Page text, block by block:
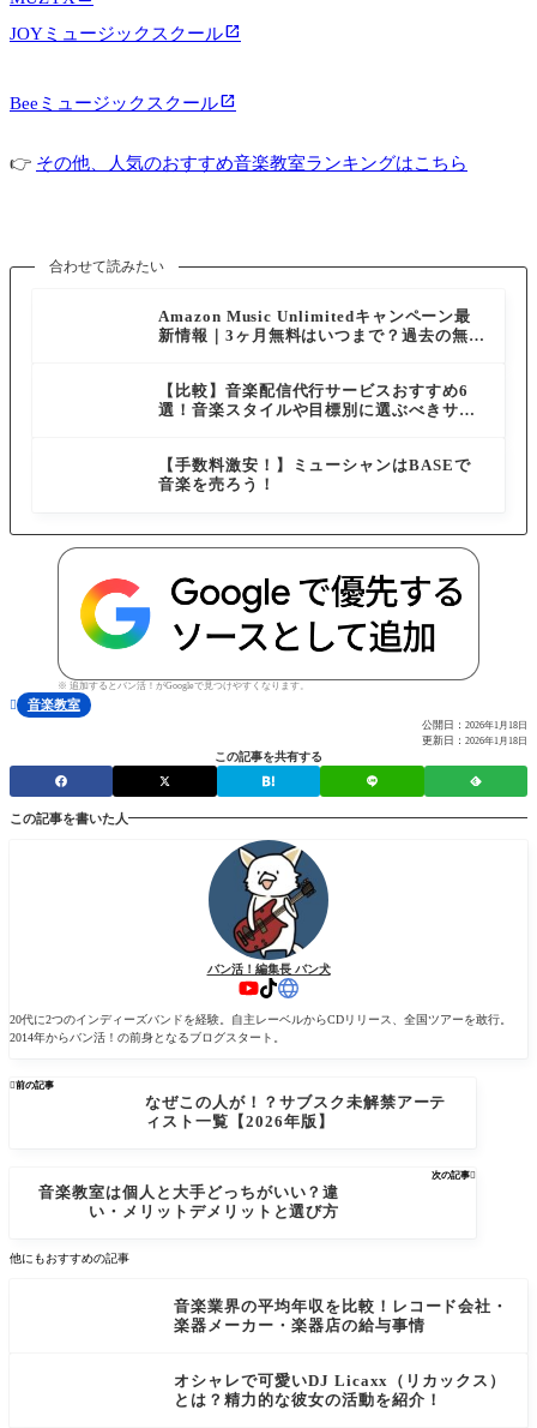
JOYミュージックスクール
Beeミュージックスクール
👉 その他、人気のおすすめ音楽教室ランキングはこちら
合わせて読みたい
Amazon Music Unlimitedキャンペーン最
新情報｜3ヶ月無料はいつまで？過去の無料
【比較】音楽配信代行サービスおすすめ6
選！音楽スタイルや目標別に選ぶべきサー
【手数料激安！】ミューシャンはBASEで
音楽を売ろう！
※ 追加するとバン活！がGoogleで見つけやすくなります。
 音楽教室
公開日： 2026年1月18日
更新日： 2026年1月18日
この記事を共有する
この記事を書いた人
バン活！編集長 バン犬
20代に2つのインディーズバンドを経験。自主レーベルからCDリリース、全国ツアーを敢行。
2014年からバン活！の前身となるブログスタート。
前の記事
なぜこの人が！？サブスク未解禁アーテ
ィスト一覧【2026年版】
次の記事
音楽教室は個人と大手どっちがいい？違
い・メリットデメリットと選び方
他にもおすすめの記事
音楽業界の平均年収を比較！レコード会社・
楽器メーカー・楽器店の給与事情
オシャレで可愛いDJ Licaxx（リカックス）
とは？精力的な彼女の活動を紹介！